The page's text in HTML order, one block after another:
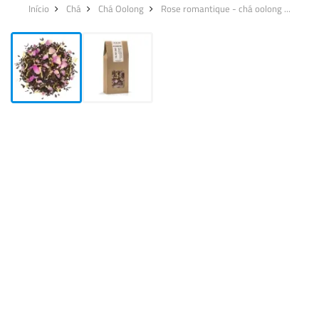
Início Chá Chá Oolong Rose romantique - chá oolong ...